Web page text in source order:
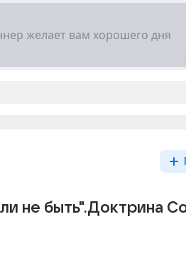
не быть".Доктрина